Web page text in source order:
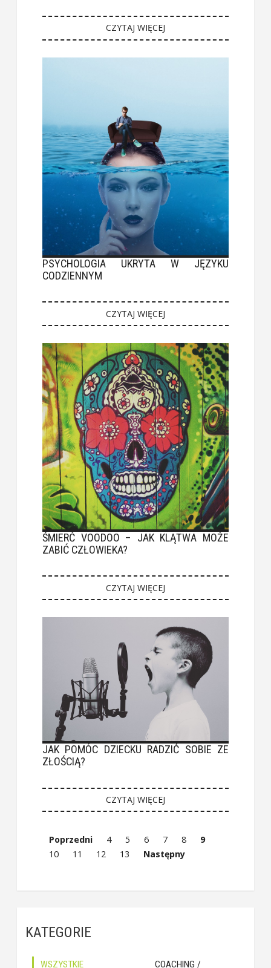
CZYTAJ WIĘCEJ
PSYCHOLOGIA UKRYTA W JĘZYKU
CODZIENNYM
CZYTAJ WIĘCEJ
ŚMIERĆ VOODOO – JAK KLĄTWA MOŻE
ZABIĆ CZŁOWIEKA?
CZYTAJ WIĘCEJ
JAK POMÓC DZIECKU RADZIĆ SOBIE ZE
ZŁOŚCIĄ?
CZYTAJ WIĘCEJ
Poprzedni 4 5 6 7 8
9
10
11 12 13 Następny
KATEGORIE
WSZYSTKIE COACHING /